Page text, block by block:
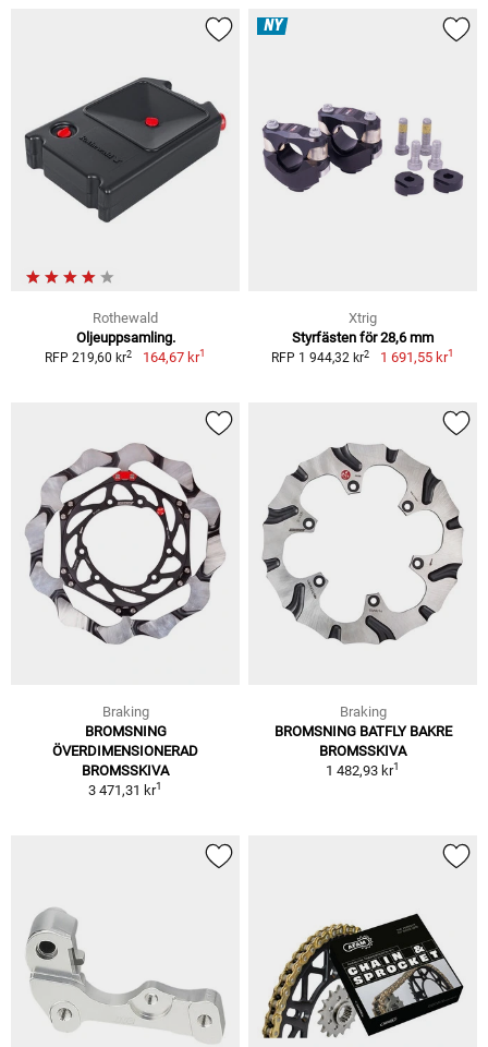
Rothewald
Oljeuppsamling.
RFP 219,60 kr2 164,67 kr1
NY
Xtrig
Styrfästen för 28,6 mm
RFP 1 944,32 kr2 1 691,55 kr1
Braking
BROMSNING
ÖVERDIMENSIONERAD
BROMSSKIVA
3 471,31 kr1
Braking
BROMSNING BATFLY BAKRE
BROMSSKIVA
1 482,93 kr1